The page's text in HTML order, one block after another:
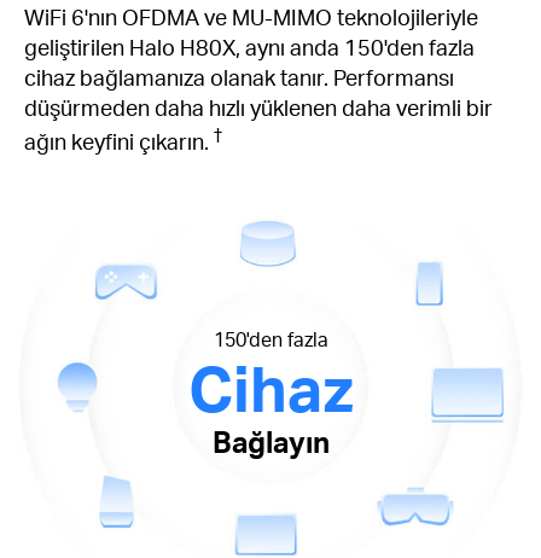
WiFi 6'nın OFDMA ve MU-MIMO teknolojileriyle
geliştirilen Halo H80X, aynı anda 150'den fazla
cihaz bağlamanıza olanak tanır. Performansı
düşürmeden daha hızlı yüklenen daha verimli bir
ağın keyfini çıkarın. †
150'den fazla
Cihaz
Bağlayın